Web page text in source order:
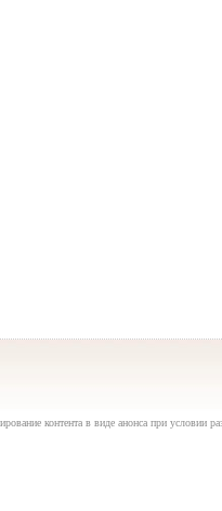
контента в виде анонса при условии